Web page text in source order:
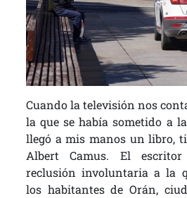
Cuando la televisión nos
la que se había sometido a
llegó a mis manos un libro,
Albert Camus. El
reclusión involuntaria a la
los habitantes de Orán,